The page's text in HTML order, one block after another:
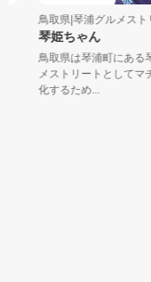
鳥取県|琴浦グルメスト
琴姫ちゃん
鳥取県は琴浦町にある琴
メストリートとしてマチ
化するため...